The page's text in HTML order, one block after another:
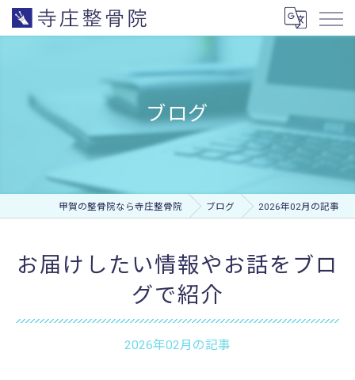
ブログ
甲賀の整骨院なら寺庄整骨院 ブログ 2026年02月の記事
お届けしたい情報やお話をブロ
グで紹介
2026年02月の記事